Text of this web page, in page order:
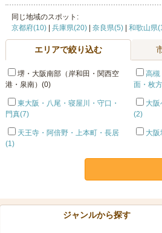
同じ地域のスポット:
京都府(10)| 兵庫県(20)| 奈良県(5)| 和歌山県
エリアで絞り込む
堺・大阪南部（岸和田・関西空
港・泉南）(0)
高槻
面・枚
東大阪・八尾・寝屋川・守口・
門真(7)
大阪
(2)
天王寺・阿倍野・上本町・長居
(1)
大
ジャンルから探す